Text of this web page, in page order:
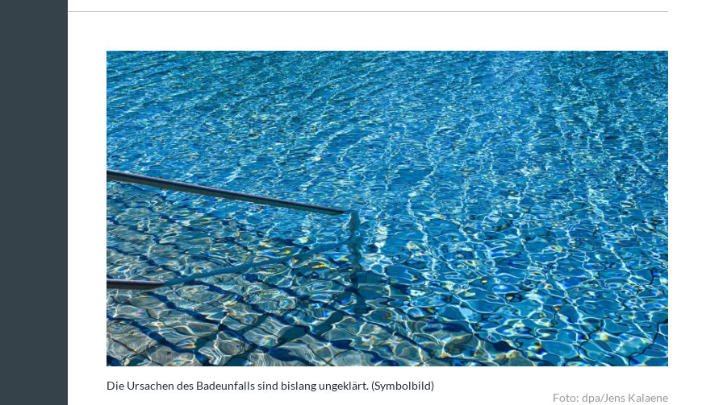
Die Ursachen des Badeunfalls sind bislang ungeklärt. (Symbolbild)
Foto: dpa/Jens Kalaene